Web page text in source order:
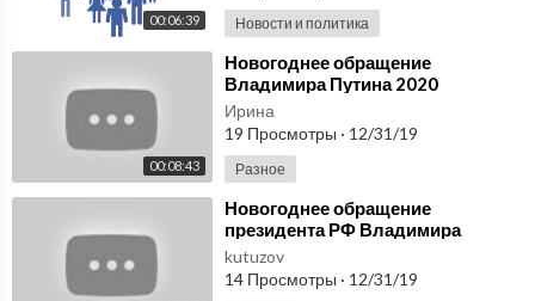
00:06:39 Новости и политика
00:08:43
⁣Новогоднее обращение
Владимира Путина 2020
Ирина
19 Просмотры · 12/31/19
Разное
⁣Новогоднее обращение
президента РФ Владимира
Путина 2020
kutuzov
14 Просмотры · 12/31/19